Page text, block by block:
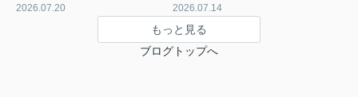
2026.07.20 2026.07.14
もっと見る
ブログトップへ